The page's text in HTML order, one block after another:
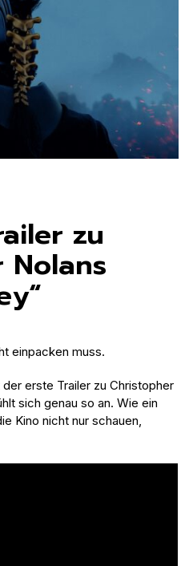
zu
einpacken muss.
erste Trailer zu Christopher
sich genau so an. Wie ein
Kino nicht nur schauen,